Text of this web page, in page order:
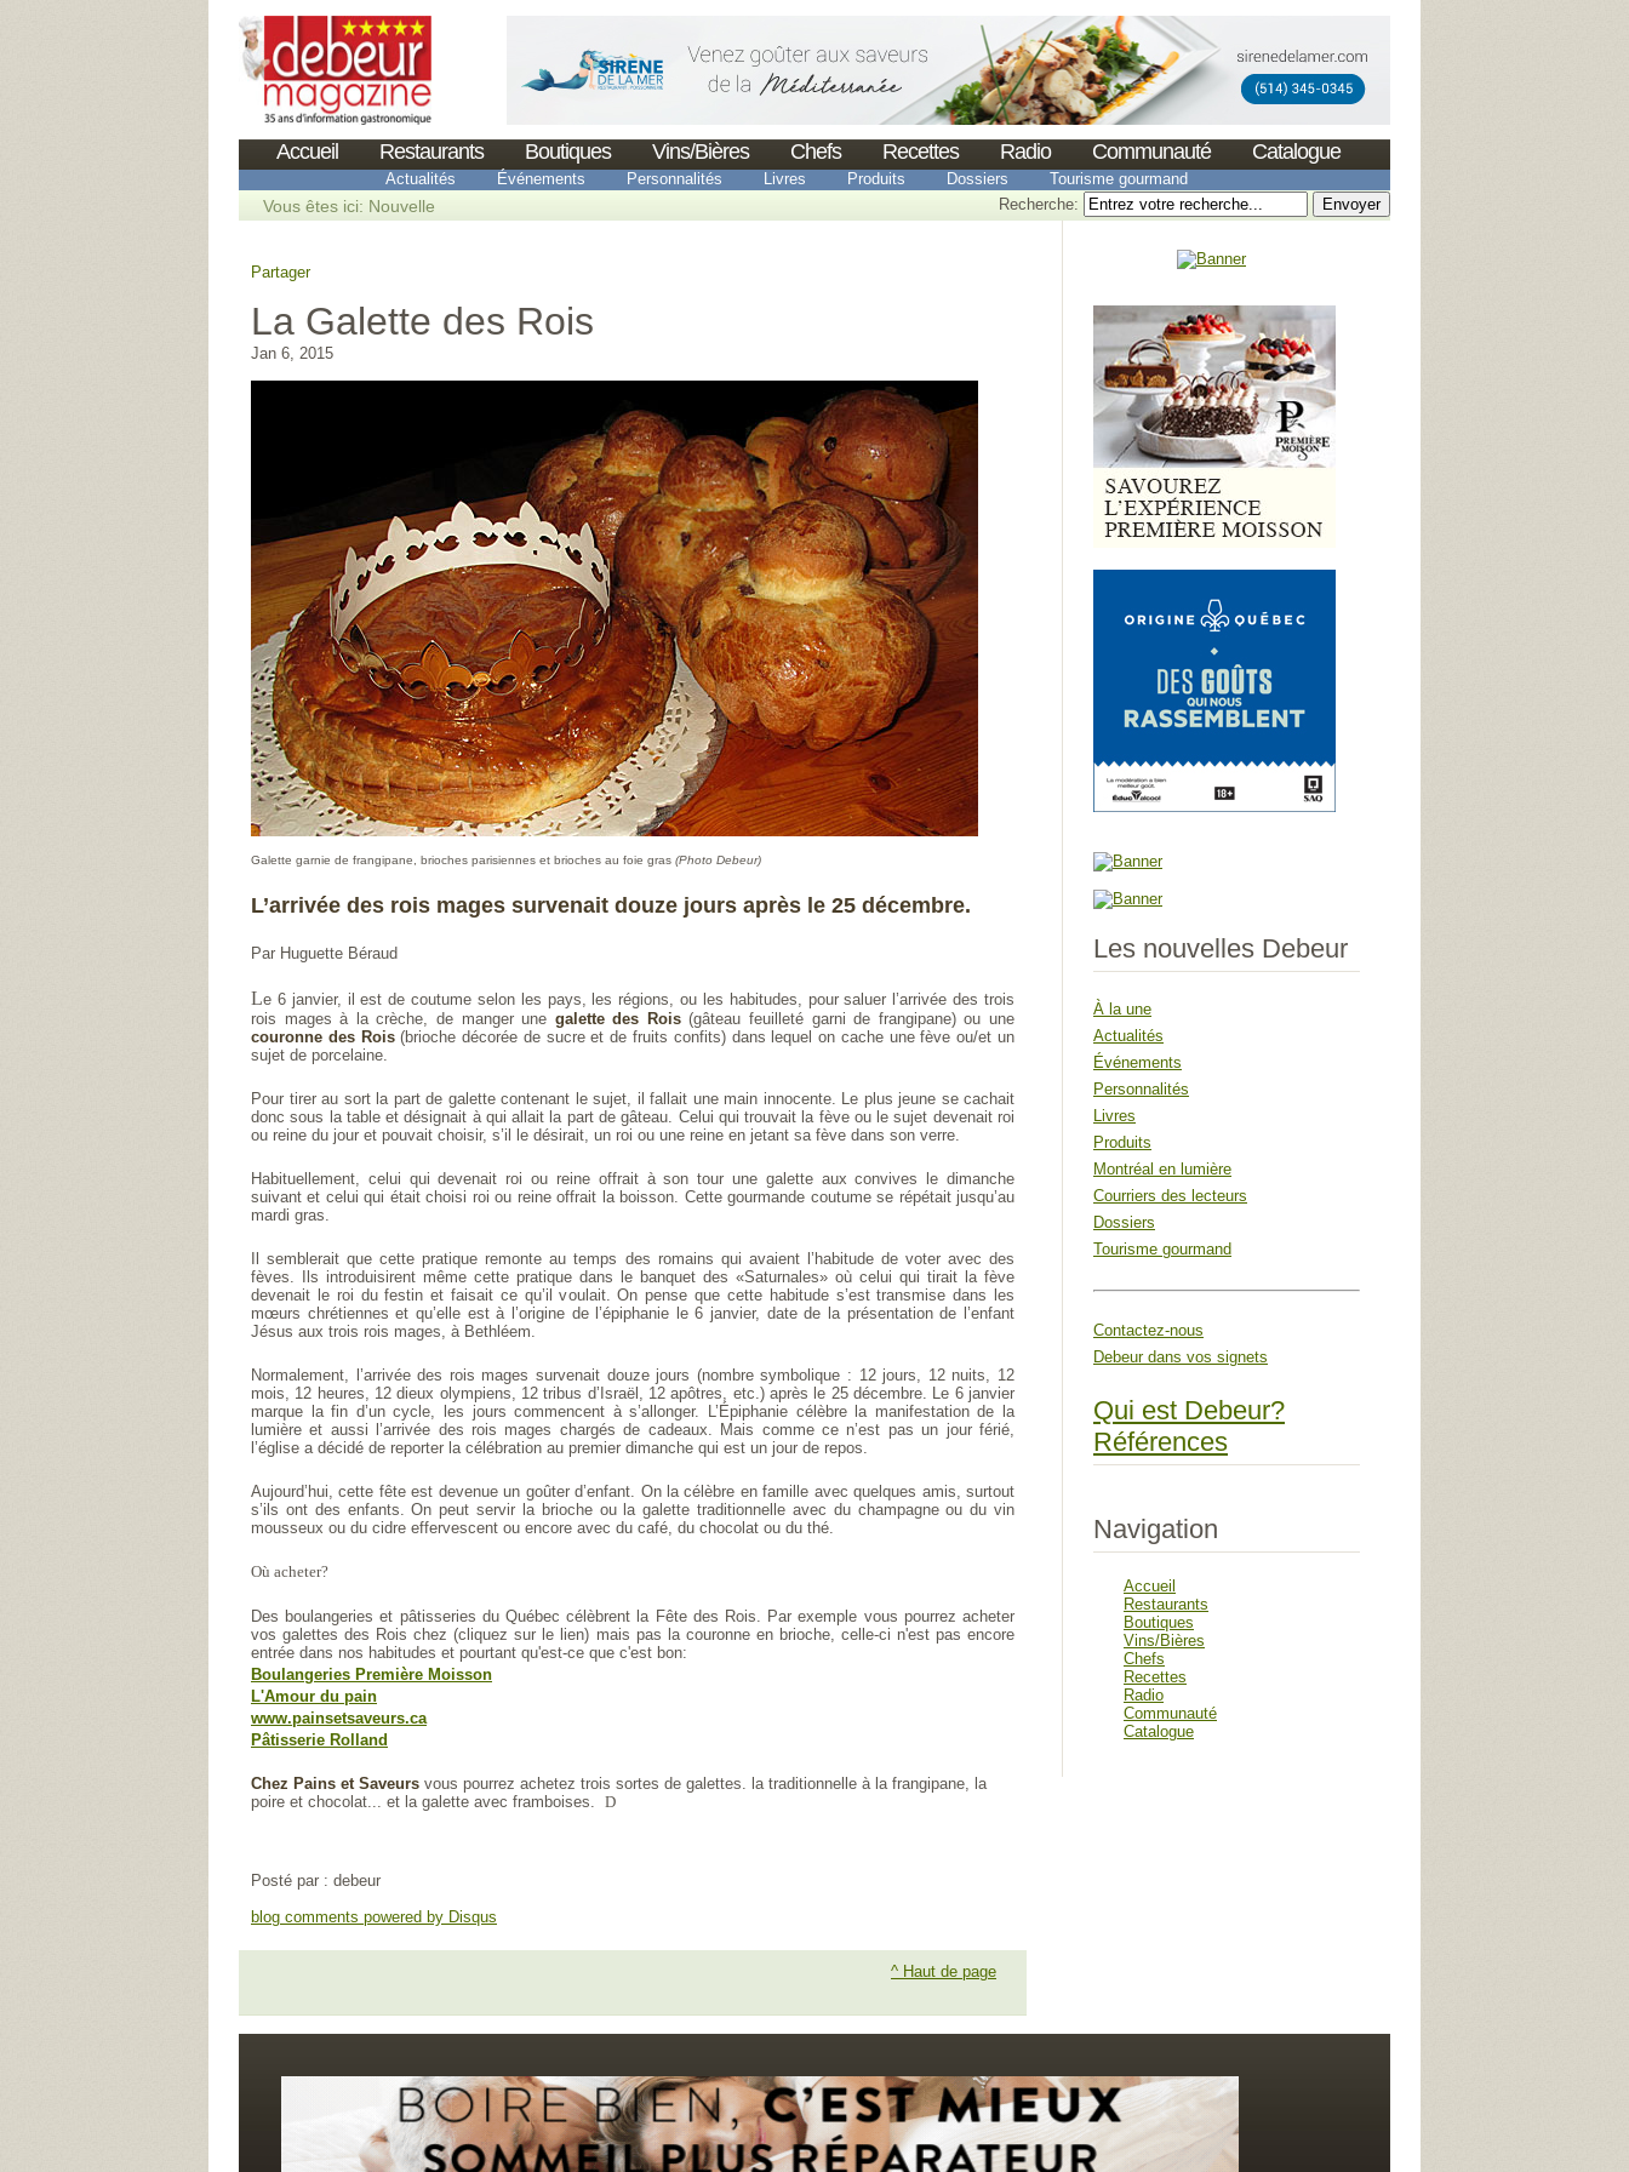
Accueil Restaurants Boutiques Vins/Bières Chefs Recettes Radio Communauté Catalogue
Actualités Événements Personnalités Livres Produits Dossiers Tourisme gourmand
Vous êtes ici: Nouvelle Recherche:
Partager
La Galette des Rois
Jan 6, 2015
Galette garnie de frangipane, brioches parisiennes et brioches au foie gras (Photo Debeur)
L’arrivée des rois mages survenait douze jours après le 25 décembre.
Par Huguette Béraud
Le 6 janvier, il est de coutume selon les pays, les régions, ou les habitudes, pour saluer l’arrivée des trois
rois mages à la crèche, de manger une galette des Rois(gâteau feuilleté garni de frangipane) ou une
couronne des Rois(brioche décorée de sucre et de fruits confits) dans lequel on cache une fève ou/et un
sujet de porcelaine.
Pour tirer au sort la part de galette contenant le sujet, il fallait une main innocente. Le plus jeune se cachait
donc sous la table et désignait à qui allait la part de gâteau. Celui qui trouvait la fève ou le sujet devenait roi
ou reine du jour et pouvait choisir, s’il le désirait, un roi ou une reine en jetant sa fève dans son verre.
Habituellement, celui qui devenait roi ou reine offrait à son tour une galette aux convives le dimanche
suivant et celui qui était choisi roi ou reine offrait la boisson. Cette gourmande coutume se répétait jusqu’au
mardi gras.
Il semblerait que cette pratique remonte au temps des romains qui avaient l’habitude de voter avec des
fèves. Ils introduisirent même cette pratique dans le banquet des «Saturnales» où celui qui tirait la fève
devenait le roi du festin et faisait ce qu’il voulait. On pense que cette habitude s’est transmise dans les
mœurs chrétiennes et qu’elle est à l’origine de l’épiphanie le 6 janvier, date de la présentation de l’enfant
Jésus aux trois rois mages, à Bethléem.
Normalement, l’arrivée des rois mages survenait douze jours (nombre symbolique : 12 jours, 12 nuits, 12
mois, 12 heures, 12 dieux olympiens, 12 tribus d’Israël, 12 apôtres, etc.) après le 25 décembre. Le 6 janvier
marque la fin d’un cycle, les jours commencent à s’allonger. L’Épiphanie célèbre la manifestation de la
lumière et aussi l’arrivée des rois mages chargés de cadeaux. Mais comme ce n’est pas un jour férié,
l’église a décidé de reporter la célébration au premier dimanche qui est un jour de repos.
Aujourd’hui, cette fête est devenue un goûter d’enfant. On la célèbre en famille avec quelques amis, surtout
s’ils ont des enfants. On peut servir la brioche ou la galette traditionnelle avec du champagne ou du vin
mousseux ou du cidre effervescent ou encore avec du café, du chocolat ou du thé.
Où acheter?
Des boulangeries et pâtisseries du Québec célèbrent la Fête des Rois. Par exemple vous pourrez acheter
vos galettes des Rois chez (cliquez sur le lien) mais pas la couronne en brioche, celle-ci n'est pas encore
entrée dans nos habitudes et pourtant qu'est-ce que c'est bon:
Boulangeries Première Moisson
L'Amour du pain
www.painsetsaveurs.ca
Pâtisserie Rolland
Chez Pains et Saveurs vous pourrez achetez trois sortes de galettes. la traditionnelle à la frangipane, la
poire et chocolat... et la galette avec framboises. D
Posté par : debeur
blog comments powered by Disqus
^ Haut de page
Les nouvelles Debeur
À la une
Actualités
Événements
Personnalités
Livres
Produits
Montréal en lumière
Courriers des lecteurs
Dossiers
Tourisme gourmand
Contactez-nous
Debeur dans vos signets
Qui est Debeur?
Références
Navigation
Accueil
Restaurants
Boutiques
Vins/Bières
Chefs
Recettes
Radio
Communauté
Catalogue